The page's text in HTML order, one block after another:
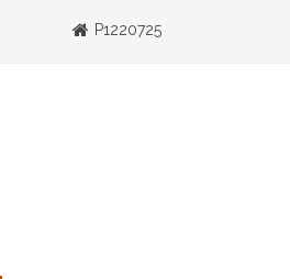
P1220725